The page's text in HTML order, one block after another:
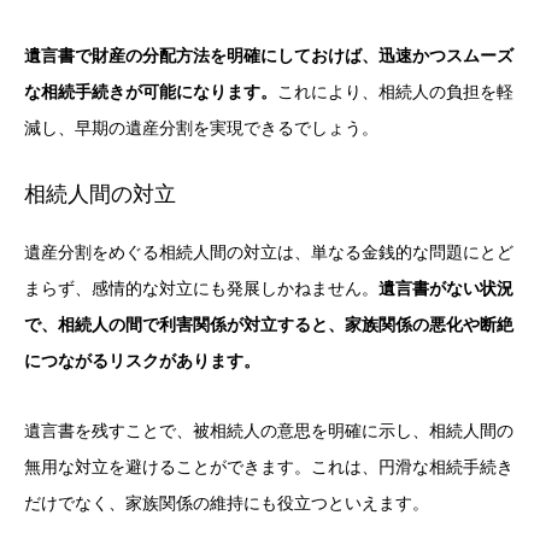
遺言書で財産の分配方法を明確にしておけば、迅速かつスムーズ
な相続手続きが可能になります。
これにより、相続人の負担を軽
減し、早期の遺産分割を実現できるでしょう。
相続人間の対立
遺産分割をめぐる相続人間の対立は、単なる金銭的な問題にとど
まらず、感情的な対立にも発展しかねません。 遺言書がない状況
で、相続人の間で利害関係が対立すると、家族関係の悪化や断絶
につながるリスクがあります。
遺言書を残すことで、被相続人の意思を明確に示し、相続人間の
無用な対立を避けることができます。これは、円滑な相続手続き
だけでなく、家族関係の維持にも役立つといえます。